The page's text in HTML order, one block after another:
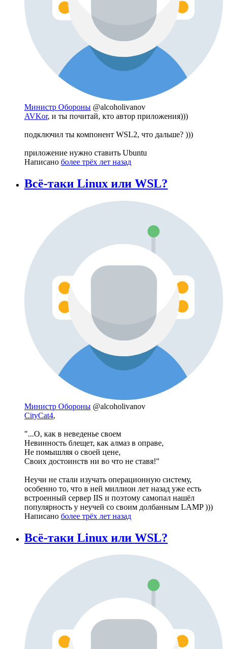
Министр Обороны @alcoholivanov
AVKor, и ты почитай, кто автор приложения)))
подключил ты компонент WSL2, что дальше? )))
приложение нужно ставить Ubuntu
Написано более трёх лет назад
Всё-таки Linux или WSL?
Министр Обороны @alcoholivanov
CityCat4,
"...О, как в неведенье своем
Невинность блещет, как алмаз в оправе,
Не помышляя о своей цене,
Своих достоинств ни во что не ставя!"
Неучи не стали изучать операционную систему,
особенно то, что в ней миллион лет назад уже есть
встроенный сервер IIS и поэтому самопал нашёл
популярность у неучей со своим долбанным LAMP )))
Написано более трёх лет назад
Всё-таки Linux или WSL?